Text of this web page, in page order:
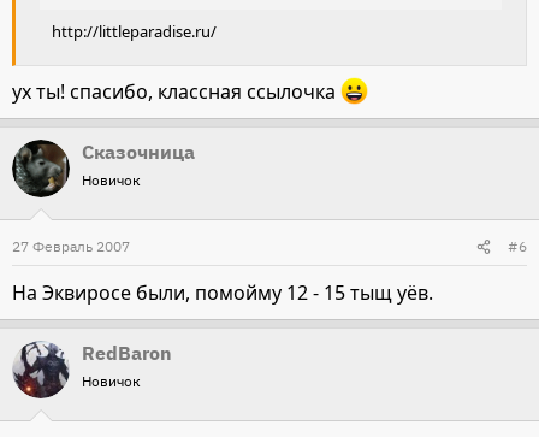
http://littleparadise.ru/
ух ты! спасибо, классная ссылочка
Сказочница
Новичок
27 Февраль 2007 #6
На Эквиросе были, помойму 12 - 15 тыщ уёв.
RedBaron
Новичок